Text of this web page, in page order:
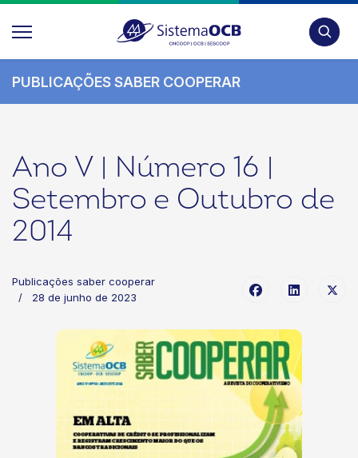
PUBLICAÇÕES SABER COOPERAR
Ano V | Número 16 |
Setembro e Outubro de
2014
Publicações saber cooperar
28 de junho de 2023